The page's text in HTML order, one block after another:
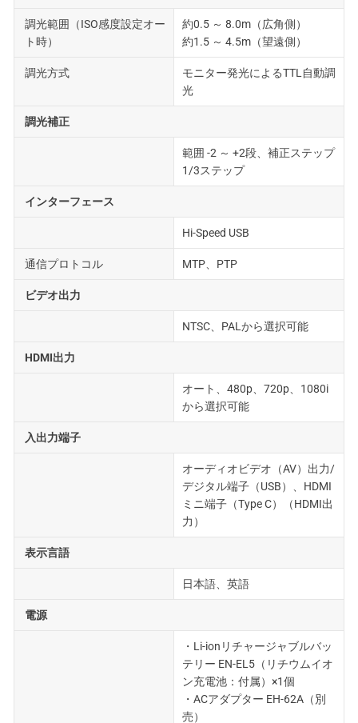
調光範囲（ISO感度設定オー
ト時）
約0.5 ～ 8.0m（広角側）
約1.5 ～ 4.5m（望遠側）
調光方式
モニター発光によるTTL自動調
光
調光補正
範囲 -2 ～ +2段、補正ステップ
1/3ステップ
インターフェース
Hi-Speed USB
通信プロトコル MTP、PTP
ビデオ出力
NTSC、PALから選択可能
HDMI出力
オート、480p、720p、1080i
から選択可能
入出力端子
オーディオビデオ（AV）出力/
デジタル端子（USB）、HDMI
ミニ端子（Type C）（HDMI出
力）
表示言語
日本語、英語
電源
・Li-ionリチャージャブルバッ
テリー EN-EL5（リチウムイオ
ン充電池：付属）×1個
・ACアダプター EH-62A（別
売）